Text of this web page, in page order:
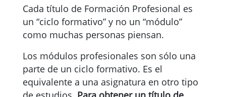
Cada título de Formación Profesional es
un “ciclo formativo” y no un “módulo”
como muchas personas piensan.
Los módulos profesionales son sólo una
parte de un ciclo formativo. Es el
equivalente a una asignatura en otro tipo